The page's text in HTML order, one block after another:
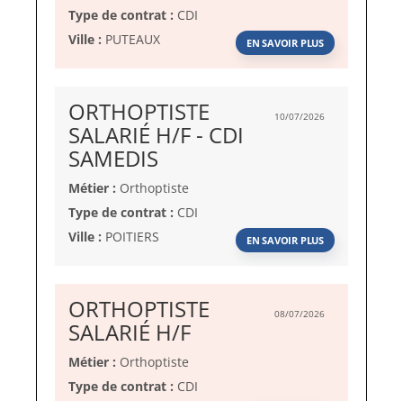
Type de contrat : CDI
Ville : PUTEAUX EN SAVOIR PLUS
10/07/2026
ORTHOPTISTE
SALARIÉ H/F - CDI
SAMEDIS
fenêtre)
Métier : Orthoptiste
Type de contrat : CDI
Ville : POITIERS EN SAVOIR PLUS
08/07/2026
ORTHOPTISTE
SALARIÉ H/F(Nouvelle
Métier : Orthoptiste
Type de contrat : CDI